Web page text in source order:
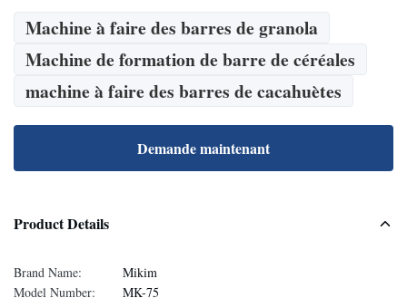
Machine à faire des barres de granola
Machine de formation de barre de céréales
machine à faire des barres de cacahuètes
Demande maintenant
Product Details
Brand Name:
Mikim
Model Number:
MK-75